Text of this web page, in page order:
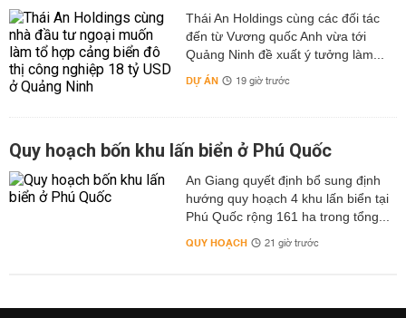
Thái An Holdings cùng các đối tác
đến từ Vương quốc Anh vừa tới
Quảng Ninh đề xuất ý tưởng làm...
DỰ ÁN 19 giờ trước
Quy hoạch bốn khu lấn biển ở Phú Quốc
An Giang quyết định bổ sung định
hướng quy hoạch 4 khu lấn biển tại
Phú Quốc rộng 161 ha trong tổng...
QUY HOẠCH 21 giờ trước